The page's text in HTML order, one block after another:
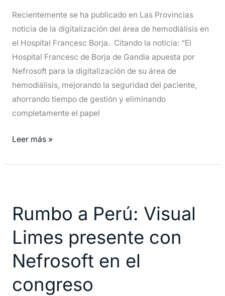
Recientemente se ha publicado en Las Provincias
noticia de la digitalización del área de hemodiálisis en
el Hospital Francesc Borja. Citando la noticia: “El
Hospital Francesc de Borja de Gandia apuesta por
Nefrosoft para la digitalización de su área de
hemodiálisis, mejorando la seguridad del paciente,
ahorrando tiempo de gestión y eliminando
completamente el papel
Leer más »
Rumbo a Perú: Visual
Limes presente con
Nefrosoft en el
congreso
Perú:
Limes
presente
con
Nefrosoft